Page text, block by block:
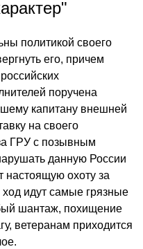
политикой своего
его, причем
поручена
капитану внешней
на своего
ГРУ с позывным
данную России
настоящую охоту за
идут самые грязные
шантаж, похищение
ветеранам приходится